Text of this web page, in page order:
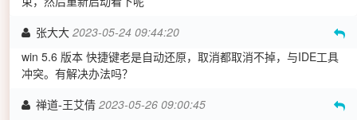
张大大 2023-05-24 09:44:20
win 5.6 版本 快捷键老是自动还原，取消都取消不掉，与IDE工具
冲突。有解决办法吗？
禅道-王艾倩 2023-05-26 09:00:45